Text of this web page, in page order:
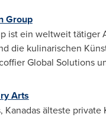
Group
ist ein weltweit
die kulinarischen
Global Solutions
Arts
Kanadas älteste